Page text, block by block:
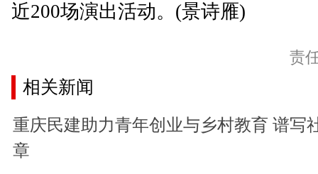
近200场演出活动。(景诗雁)
责
相关新闻
重庆民建助力青年创业与乡村教育 谱写
章